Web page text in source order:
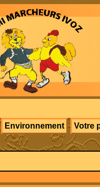
Environnement Votre